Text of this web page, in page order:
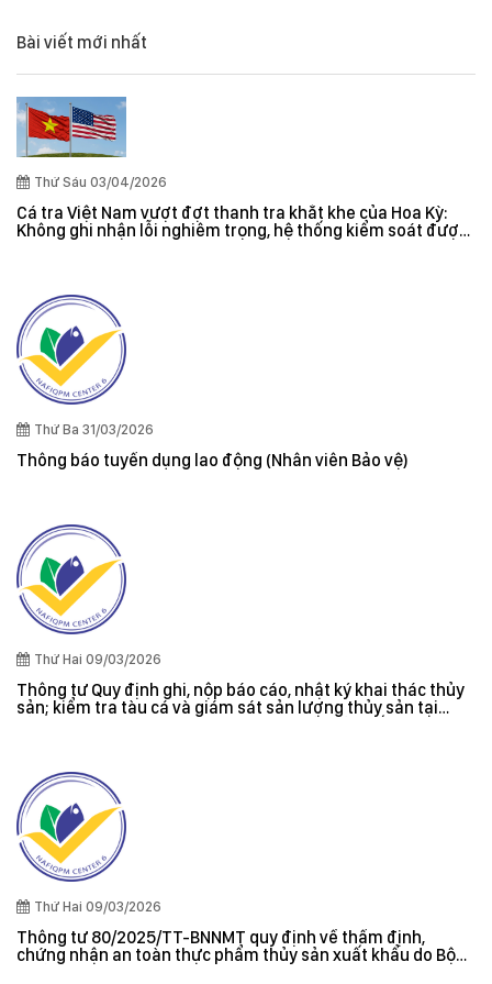
Bài viết mới nhất
Thứ Sáu 03/04/2026
Cá tra Việt Nam vượt đợt thanh tra khắt khe của Hoa Kỳ:
Không ghi nhận lỗi nghiêm trọng, hệ thống kiểm soát được
Thứ Ba 31/03/2026
Thông báo tuyển dụng lao động (Nhân viên Bảo vệ)
Thứ Hai 09/03/2026
Thông tư Quy định ghi, nộp báo cáo, nhật ký khai thác thủy
sản; kiểm tra tàu cá và giám sát sản lượng thủy sản tại
Thứ Hai 09/03/2026
Thông tư 80/2025/TT-BNNMT quy định về thẩm định,
chứng nhận an toàn thực phẩm thủy sản xuất khẩu do Bộ